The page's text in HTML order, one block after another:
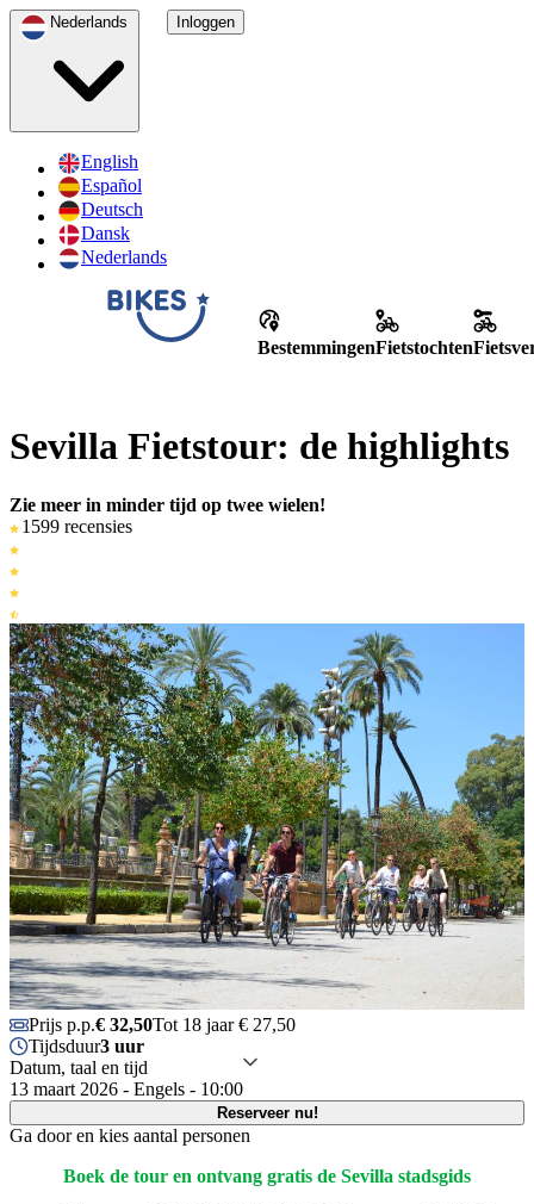
English
Español
Deutsch
Dansk
Nederlands
Inloggen
BestemmingenFietstochten
Sevilla Fietstour: de highlights
Zie meer in minder tijd op twee wielen!
1599 recensies
Prijs p.p.€ 32,50Tot 18 jaar € 27,50
Tijdsduur3 uur
Datum, taal en tijd
13 maart 2026 - Engels - 10:00
Reserveer nu!
Ga door en kies aantal personen
Boek de tour en ontvang gratis de Sevilla stadsgids